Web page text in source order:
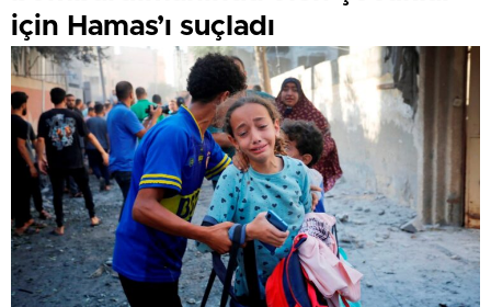
Trump’ın müzakere açıklamasına İran’dan
yalanlama